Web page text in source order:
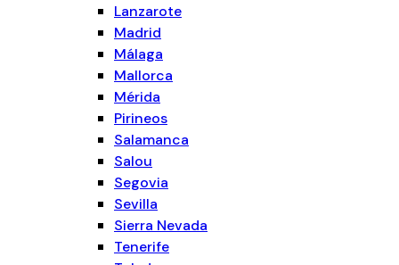
Lanzarote
Madrid
Málaga
Mallorca
Mérida
Pirineos
Salamanca
Salou
Segovia
Sevilla
Sierra Nevada
Tenerife